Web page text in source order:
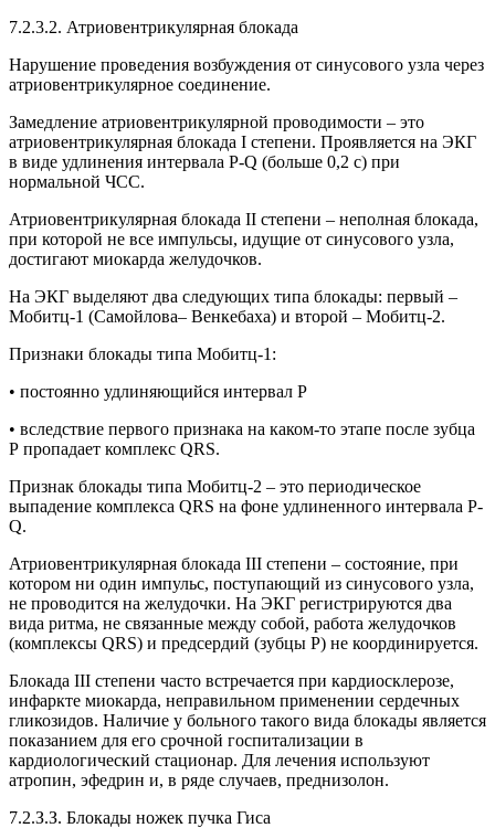
7.2.3.2. Атриовентрикулярная блокада
Нарушение проведения возбуждения от синусового узла через
атриовентрикулярное соединение.
Замедление атриовентрикулярной проводимости – это
атриовентрикулярная блокада I степени. Проявляется на ЭКГ
в виде удлинения интервала Р-Q (больше 0,2 с) при
нормальной ЧСС.
Атриовентрикулярная блокада II степени – неполная блокада,
при которой не все импульсы, идущие от синусового узла,
достигают миокарда желудочков.
На ЭКГ выделяют два следующих типа блокады: первый –
Мобитц-1 (Самойлова– Венкебаха) и второй – Мобитц-2.
Признаки блокады типа Мобитц-1:
• постоянно удлиняющийся интервал Р
• вследствие первого признака на каком-то этапе после зубца
Р пропадает комплекс QRS.
Признак блокады типа Мобитц-2 – это периодическое
выпадение комплекса QRS на фоне удлиненного интервала Р-
Q.
Атриовентрикулярная блокада III степени – состояние, при
котором ни один импульс, поступающий из синусового узла,
не проводится на желудочки. На ЭКГ регистрируются два
вида ритма, не связанные между собой, работа желудочков
(комплексы QRS) и предсердий (зубцы Р) не координируется.
Блокада III степени часто встречается при кардиосклерозе,
инфаркте миокарда, неправильном применении сердечных
гликозидов. Наличие у больного такого вида блокады является
показанием для его срочной госпитализации в
кардиологический стационар. Для лечения используют
атропин, эфедрин и, в ряде случаев, преднизолон.
7.2.З.З. Блокады ножек пучка Гиса